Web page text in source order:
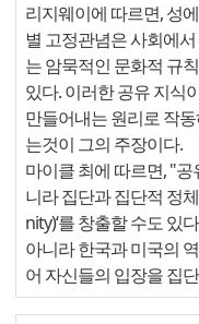
리지웨이에 따르면, 성
별 고정관념은 사회에
는 암묵적인 문화적 규
있다. 이러한 공유 지식
만들어내는 원리로 작
는것이 그의 주장이다.
마이클 최에 따르면, "
니라 집단과 집단적 정
nity)‘를 창출할 수도 있
아니라 한국과 미국의
어 자신들의 입장을 집